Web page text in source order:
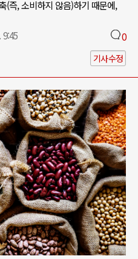
(즉, 소비하지 않음)하기 때문에,
9:45 0
기사수정